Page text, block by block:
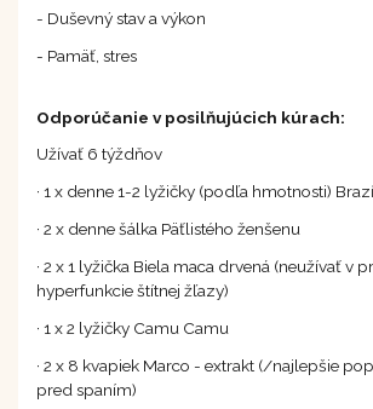
- Duševný stav a výkon
- Pamäť, stres
Odporúčanie v posilňujúcich kúrach:
Užívať 6 týždňov
· 1 x denne 1-2 lyžičky (podľa hmotnosti)
· 2 x denne šálka Päťlistého ženšenu
· 2 x 1 lyžička Biela maca drvená (neužívať v
hyperfunkcie štítnej žľazy)
· 1 x 2 lyžičky Camu Camu
· 2 x 8 kvapiek Marco - extrakt (/najlepšie
pred spaním)